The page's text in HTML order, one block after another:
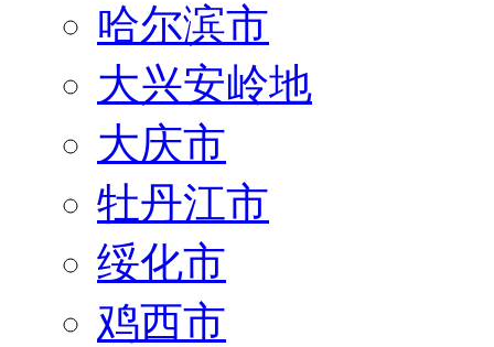
哈尔滨市
大兴安岭地
大庆市
牡丹江市
绥化市
鸡西市